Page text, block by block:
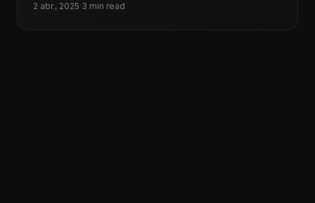
herramienta poderosa para compartir el mensaje
2 abr., 2025·3 min read